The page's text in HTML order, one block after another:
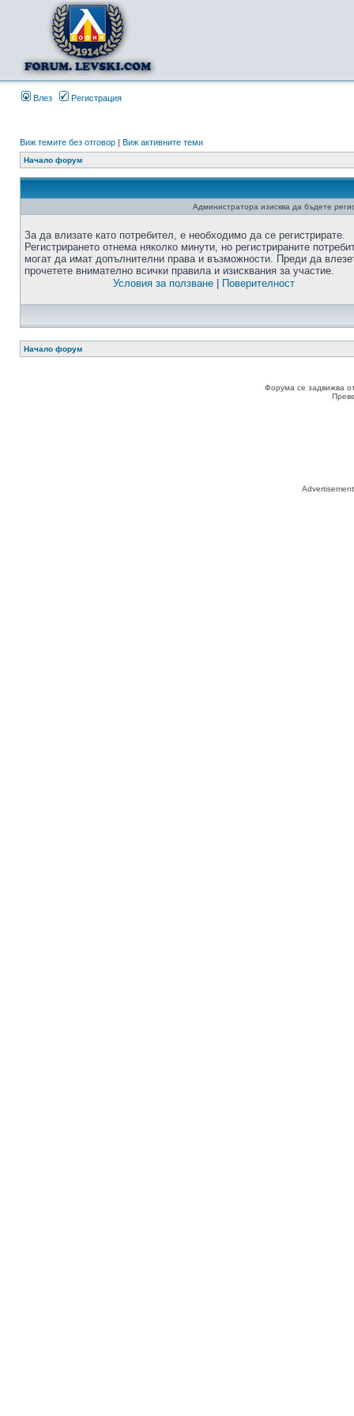
Влез Регистрация
Виж темите без отговор | Виж активните теми
Начало форум
Администратора изисква да бъдете
За да влизате като потребител, е необходимо да се регистрирате.
Регистрирането отнема няколко минути, но регистрираните
могат да имат допълнителни права и възможности. Преди да
прочетете внимателно всички правила и изисквания за участие.
Условия за ползване| Поверителност
Начало форум
Форума се задвижва